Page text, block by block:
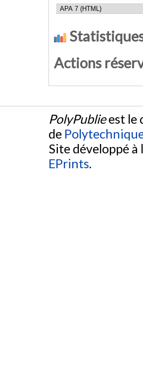
Actions
PolyPublieest le
de
Site développé
EPrints.